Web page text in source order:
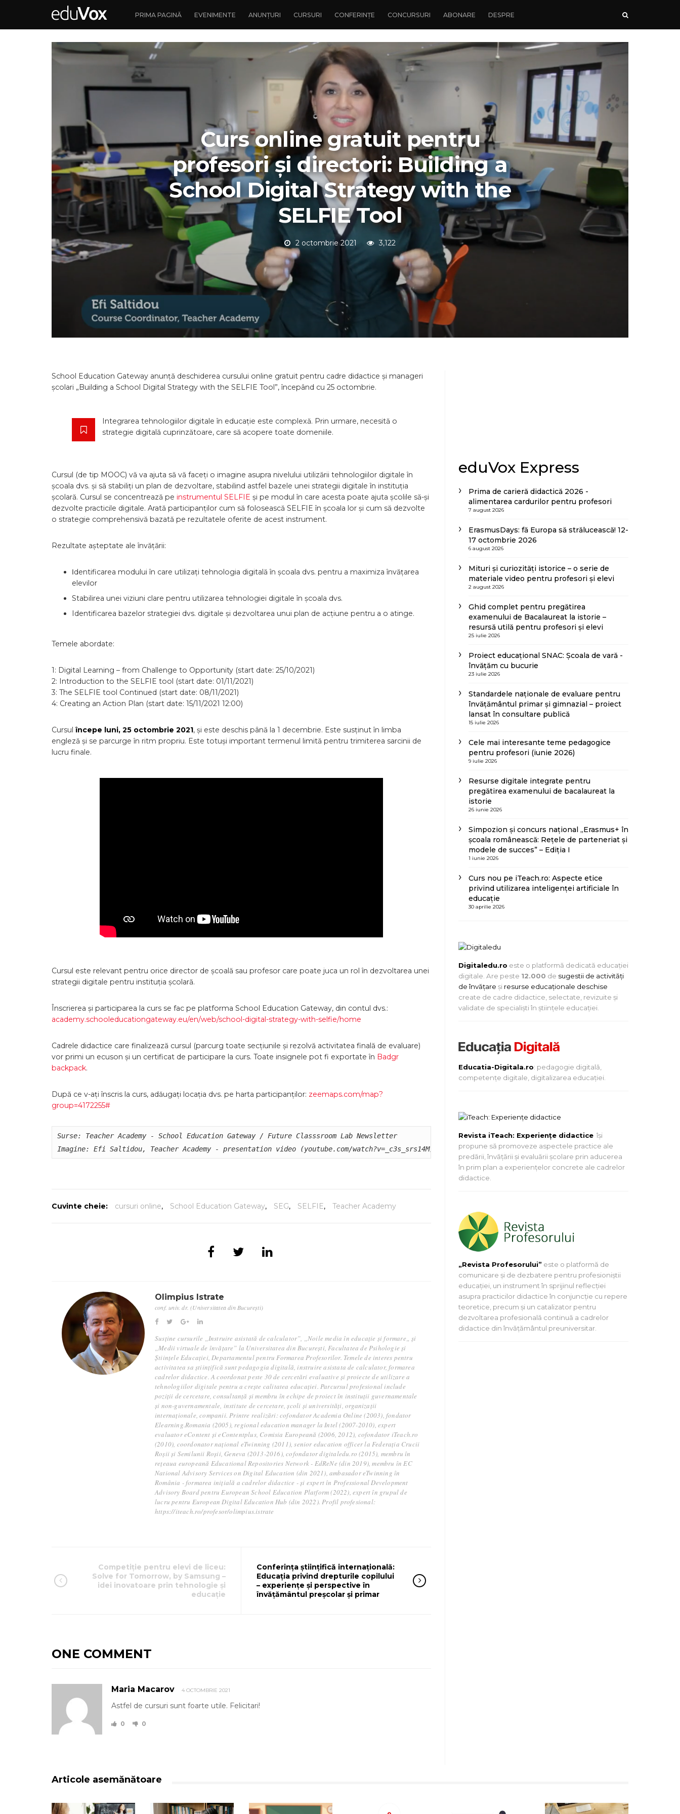
PRIMA PAGINĂ EVENIMENTE ANUNȚURI CURSURI CONFERINȚE CONCURSURI ABONARE DESPRE
Curs online gratuit pentru
profesori și directori: Building a
School Digital Strategy with the
SELFIE Tool
2 octombrie 2021 3,122
School Education Gateway anunță deschiderea cursului online gratuit pentru cadre didactice și manageri
școlari „Building a School Digital Strategy with the SELFIE Tool”, începând cu 25 octombrie.
Integrarea tehnologiilor digitale în educație este complexă. Prin urmare, necesită o
strategie digitală cuprinzătoare, care să acopere toate domeniile.
Cursul (de tip MOOC) vă va ajuta să vă faceți o imagine asupra nivelului utilizării tehnologiilor digitale în
școala dvs. și să stabiliți un plan de dezvoltare, stabilind astfel bazele unei strategii digitale în instituția
școlară. Cursul se concentrează pe instrumentul SELFIE și pe modul în care acesta poate ajuta școlile să-și
dezvolte practicile digitale. Arată participanților cum să folosească SELFIE în școala lor și cum să dezvolte
o strategie comprehensivă bazată pe rezultatele oferite de acest instrument.
Rezultate așteptate ale învățării:
Ιdentificarea modului în care utilizați tehnologia digitală în școala dvs. pentru a maximiza învățarea
elevilor
Stabilirea unei viziuni clare pentru utilizarea tehnologiei digitale în școala dvs.
Identificarea bazelor strategiei dvs. digitale și dezvoltarea unui plan de acțiune pentru a o atinge.
Temele abordate:
1: Digital Learning – from Challenge to Opportunity (start date: 25/10/2021)
2: Introduction to the SELFIE tool (start date: 01/11/2021)
3: The SELFIE tool Continued (start date: 08/11/2021)
4: Creating an Action Plan (start date: 15/11/2021 12:00)
Cursul începe luni, 25 octombrie 2021, și este deschis până la 1 decembrie. Este susținut în limba
engleză și se parcurge în ritm propriu. Este totuși important termenul limită pentru trimiterea sarcinii de
lucru finale.
Cursul este relevant pentru orice director de școală sau profesor care poate juca un rol în dezvoltarea unei
strategii digitale pentru instituția școlară.
Înscrierea și participarea la curs se fac pe platforma School Education Gateway, din contul dvs.:
academy.schooleducationgateway.eu/en/web/school-digital-strategy-with-selfie/home
Cadrele didactice care finalizează cursul (parcurg toate secțiunile și rezolvă activitatea finală de evaluare)
vor primi un ecuson și un certificat de participare la curs. Toate insignele pot fi exportate în Badgr
backpack.
După ce v-ați înscris la curs, adăugați locația dvs. pe harta participanților: zeemaps.com/map?
group=4172255#
Surse: Teacher Academy - School Education Gateway / Future Classsroom Lab Newsletter
Imagine: Efi Saltidou, Teacher Academy - presentation video (youtube.com/watch?v=_c3s_srs14M)
Cuvinte cheie: cursuri online, School Education Gateway, SEG, SELFIE, Teacher Academy
Olimpius Istrate
conf. univ. dr. (Universitatea din București)
Susține cursurile „Instruire asistată de calculator”, „Noile media în educație și formare„ și
„Medii virtuale de învățare” la Universitatea din București, Facultatea de Psihologie și
Științele Educației, Departamentul pentru Formarea Profesorilor. Temele de interes pentru
activitatea sa științifică sunt pedagogia digitală, instruire asistata de calculator, formarea
cadrelor didactice. A coordonat peste 30 de cercetări evaluative și proiecte de utilizare a
tehnologiilor digitale pentru a crește calitatea educației. Parcursul profesional include
poziții de cercetare, consultanță și membru în echipe de proiect în instituții guvernamentale
și non-guvernamentale, institute de cercetare, școli și universități, organizații
internaționale, companii. Printre realizări: cofondator Academia Online (2003), fondator
Elearning.Romania (2005), regional education manager la Intel (2007-2010), expert
evaluator eContent și eContentplus, Comisia Europeană (2006, 2012), cofondator iTeach.ro
(2010), coordonator național eTwinning (2011), senior education officer la Federația Crucii
Roșii și Semilunii Roșii, Geneva (2013-2016), cofondator digitaledu.ro (2015), membru în
rețeaua europeană Educational Repositories Network - EdReNe (din 2019), membru în EC
National Advisory Services on Digital Education (din 2021), ambasador eTwinning în
România - formarea inițială a cadrelor didactice - și expert în Professional Development
Advisory Board pentru European School Education Platform (2022), expert în grupul de
lucru pentru European Digital Education Hub (din 2022). Profil profesional:
https://iteach.ro/profesor/olimpius.istrate
Competiție pentru elevi de liceu:
Solve for Tomorrow, by Samsung –
idei inovatoare prin tehnologie și
educație
Conferința științifică internațională:
Educația privind drepturile copilului
– experiențe și perspective în
învățământul preșcolar și primar
ONE COMMENT
Maria Macarov 4 OCTOMBRIE 2021
Astfel de cursuri sunt foarte utile. Felicitari!
0 0
eduVox Express
Prima de carieră didactică 2026 -
alimentarea cardurilor pentru profesori
7 august 2026
ErasmusDays: fă Europa să strălucească! 12-
17 octombrie 2026
6 august 2026
Mituri și curiozități istorice – o serie de
materiale video pentru profesori și elevi
2 august 2026
Ghid complet pentru pregătirea
examenului de Bacalaureat la istorie –
resursă utilă pentru profesori și elevi
25 iulie 2026
Proiect educațional SNAC: Școala de vară -
învățăm cu bucurie
23 iulie 2026
Standardele naționale de evaluare pentru
învățământul primar și gimnazial – proiect
lansat în consultare publică
15 iulie 2026
Cele mai interesante teme pedagogice
pentru profesori (iunie 2026)
9 iulie 2026
Resurse digitale integrate pentru
pregătirea examenului de bacalaureat la
istorie
26 iunie 2026
Simpozion și concurs național „Erasmus+ în
școala românească: Rețele de parteneriat și
modele de succes” – Ediția I
1 iunie 2026
Curs nou pe iTeach.ro: Aspecte etice
privind utilizarea inteligenței artificiale în
educație
30 aprilie 2026
Digitaledu.ro este o platformă dedicată educației
digitale. Are peste 12.000 de sugestii de activități
de învățare și resurse educaționale deschise
create de cadre didactice, selectate, revizuite și
validate de specialiști în științele educației.
Educatia-Digitala.ro: pedagogie digitală,
competențe digitale, digitalizarea educației.
Revista iTeach: Experienţe didactice îşi
propune să promoveze aspectele practice ale
predării, învăţării şi evaluării şcolare prin aducerea
în prim plan a experienţelor concrete ale cadrelor
didactice.
„Revista Profesorului” este o platformă de
comunicare și de dezbatere pentru profesioniștii
educației, un instrument în sprijinul reflecției
asupra practicilor didactice în conjuncție cu repere
teoretice, precum și un catalizator pentru
dezvoltarea profesională continuă a cadrelor
didactice din învățământul preuniversitar.
Articole asemănătoare